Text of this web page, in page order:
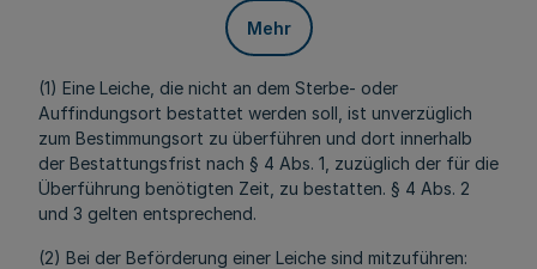
Mehr
(1) Eine Leiche, die nicht an dem Sterbe- oder
Auffindungsort bestattet werden soll, ist unverzüglich
zum Bestimmungsort zu überführen und dort innerhalb
der Bestattungsfrist nach § 4 Abs. 1, zuzüglich der für die
Überführung benötigten Zeit, zu bestatten. § 4 Abs. 2
und 3 gelten entsprechend.
(2) Bei der Beförderung einer Leiche sind mitzuführen: